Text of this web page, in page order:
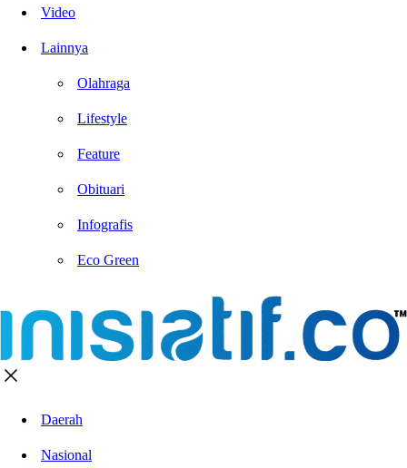
Video
Lainnya
Olahraga
Lifestyle
Feature
Obituari
Infografis
Eco Green
Daerah
Nasional